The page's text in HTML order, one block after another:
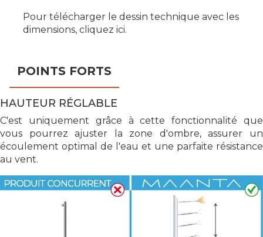
Pour télécharger le dessin technique avec les
dimensions, cliquez ici.
POINTS FORTS
HAUTEUR RÉGLABLE
C'est uniquement grâce à cette fonctionnalité que
vous pourrez ajuster la zone d'ombre, assurer un
écoulement optimal de l'eau et une parfaite résistance
au vent.